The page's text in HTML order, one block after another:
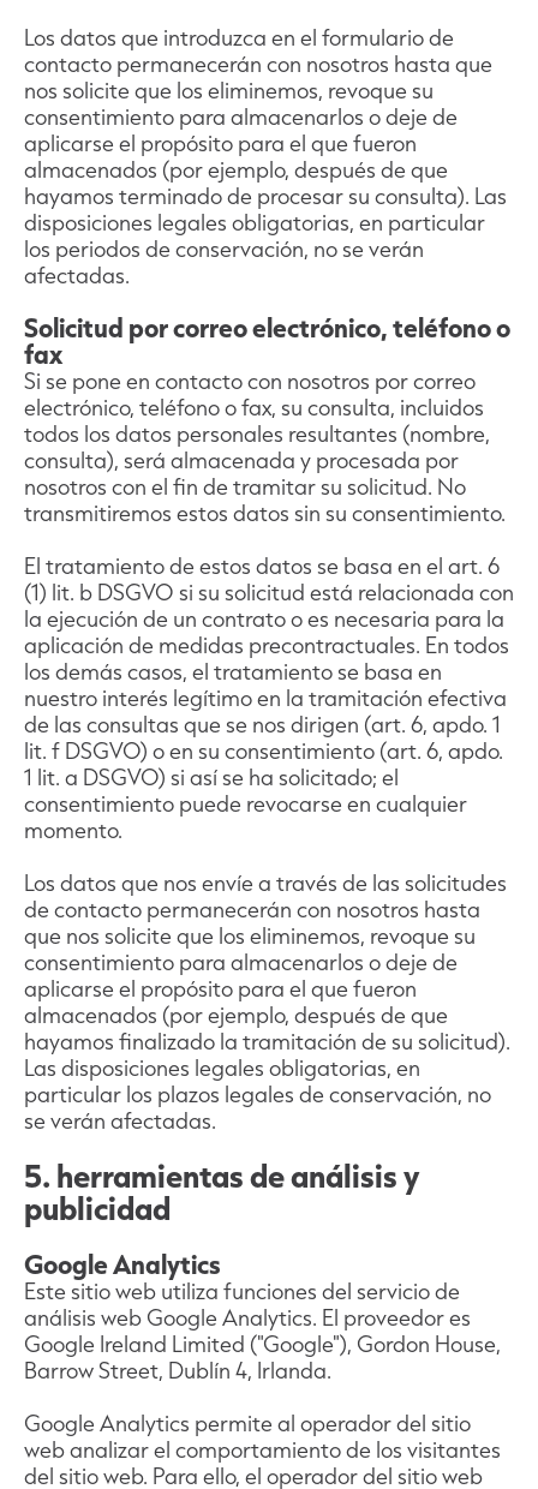
Los datos que introduzca en el formulario de
contacto permanecerán con nosotros hasta que
nos solicite que los eliminemos, revoque su
consentimiento para almacenarlos o deje de
aplicarse el propósito para el que fueron
almacenados (por ejemplo, después de que
hayamos terminado de procesar su consulta). Las
disposiciones legales obligatorias, en particular
los periodos de conservación, no se verán
afectadas.
Solicitud por correo electrónico, teléfono o
fax
Si se pone en contacto con nosotros por correo
electrónico, teléfono o fax, su consulta, incluidos
todos los datos personales resultantes (nombre,
consulta), será almacenada y procesada por
nosotros con el fin de tramitar su solicitud. No
transmitiremos estos datos sin su consentimiento.
El tratamiento de estos datos se basa en el art. 6
(1) lit. b DSGVO si su solicitud está relacionada con
la ejecución de un contrato o es necesaria para la
aplicación de medidas precontractuales. En todos
los demás casos, el tratamiento se basa en
nuestro interés legítimo en la tramitación efectiva
de las consultas que se nos dirigen (art. 6, apdo. 1
lit. f DSGVO) o en su consentimiento (art. 6, apdo.
1 lit. a DSGVO) si así se ha solicitado; el
consentimiento puede revocarse en cualquier
momento.
Los datos que nos envíe a través de las solicitudes
de contacto permanecerán con nosotros hasta
que nos solicite que los eliminemos, revoque su
consentimiento para almacenarlos o deje de
aplicarse el propósito para el que fueron
almacenados (por ejemplo, después de que
hayamos finalizado la tramitación de su solicitud).
Las disposiciones legales obligatorias, en
particular los plazos legales de conservación, no
se verán afectadas.
5. herramientas de análisis y
publicidad
Google Analytics
Este sitio web utiliza funciones del servicio de
análisis web Google Analytics. El proveedor es
Google Ireland Limited ("Google"), Gordon House,
Barrow Street, Dublín 4, Irlanda.
Google Analytics permite al operador del sitio
web analizar el comportamiento de los visitantes
del sitio web. Para ello, el operador del sitio web